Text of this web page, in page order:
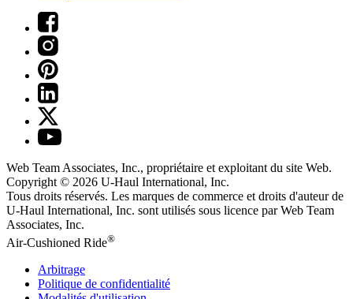
Web Team Associates, Inc., propriétaire et exploitant du site Web.
Copyright © 2026 U-Haul International, Inc.
Tous droits réservés. Les marques de commerce et droits d'auteur de
U-Haul International, Inc. sont utilisés sous licence par Web Team
Associates, Inc.
Air-Cushioned Ride®
Arbitrage
Politique de confidentialité